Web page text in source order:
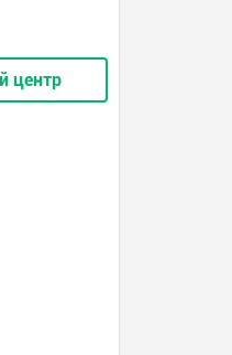
центр